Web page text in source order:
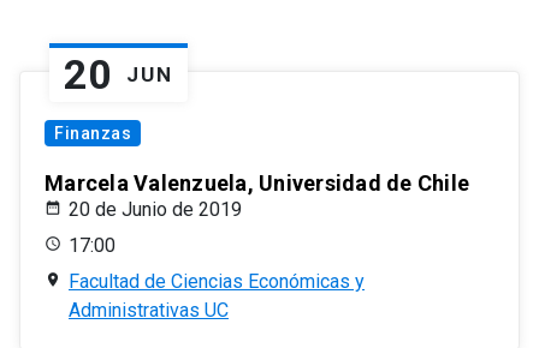
20 JUN
Finanzas
Marcela Valenzuela, Universidad de Chile
20 de Junio de 2019
17:00
Facultad de Ciencias Económicas y
Administrativas UC